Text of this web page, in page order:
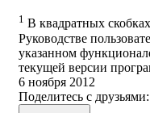
1 В квадратных
Руководстве
указанном
текущей версии
6 ноября 2012
Поделитесь с друзьями: